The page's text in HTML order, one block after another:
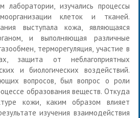
лаборатории, изучались процессы
клеток и тканей.
выступала кожа, являющаяся
и выполняющая различные
терморегуляция, участие в
защита от неблагоприятных
и биологических воздействий.
вопросов, был вопрос о роли
образования веществ. Откуда
кожи, каким образом влияет
изучения взаимодействия